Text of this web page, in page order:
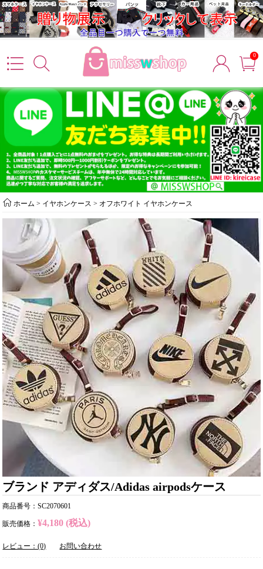
0
ホーム > イヤホンケース > オフホワイト イヤホンケース
ブランド アディダス/Adidas airpodsケース
商品番号：SC2070601
販売価格： ¥4,180 (税込)
レビュー：(0) お問い合わせ